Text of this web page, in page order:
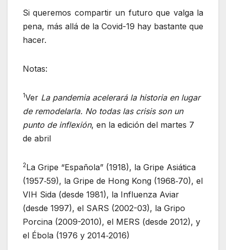
Si queremos compartir un futuro que valga la
pena, más allá de la Covid-19 hay bastante que
hacer.
Notas:
1Ver La pandemia acelerará la historia en lugar
de remodelarla. No todas las crisis son un
punto de inflexión, en la edición del martes 7
de abril
2La Gripe “Española” (1918), la Gripe Asiática
(1957‑59), la Gripe de Hong Kong (1968‑70), el
VIH Sida (desde 1981), la Influenza Aviar
(desde 1997), el SARS (2002-03), la Gripo
Porcina (2009-2010), el MERS (desde 2012), y
el Ébola (1976 y 2014‑2016)